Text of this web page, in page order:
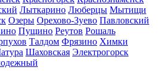
Лыткарино Люберцы Мытищи
Озеры Орехово-Зуево Павловский
Пущино Реутов Рошаль
Талдом Фрязино Химки
Шаховская Электрогорск